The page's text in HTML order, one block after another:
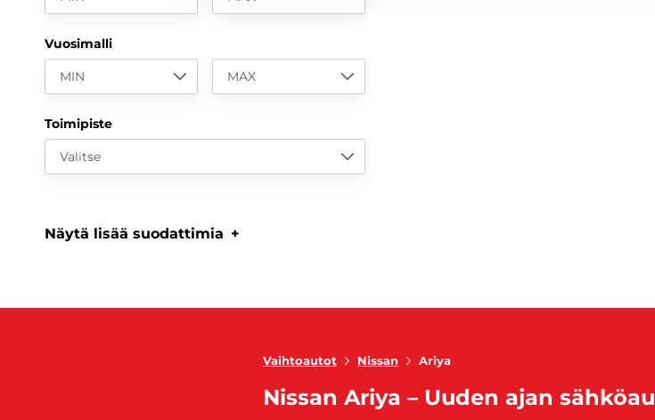
Vuosimalli
MIN MAX
Toimipiste
Valitse
Näytä lisää suodattimia
Vaihtoautot Nissan Ariya
Nissan Ariya – Uuden ajan